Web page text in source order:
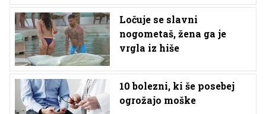
Ločuje se slavni
nogometaš, žena ga je
vrgla iz hiše
10 bolezni, ki še posebej
ogrožajo moške